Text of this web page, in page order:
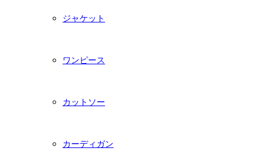
ジャケット
ワンピース
カットソー
カーディガン